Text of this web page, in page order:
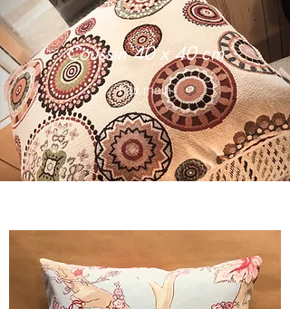
Coussin 40 x 40 cm
Fait main